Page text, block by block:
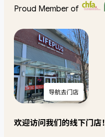
Proud Member of
导航去门店
欢迎访问我们的线下门店！